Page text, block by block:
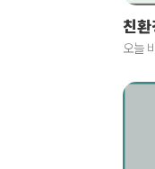
친
오늘